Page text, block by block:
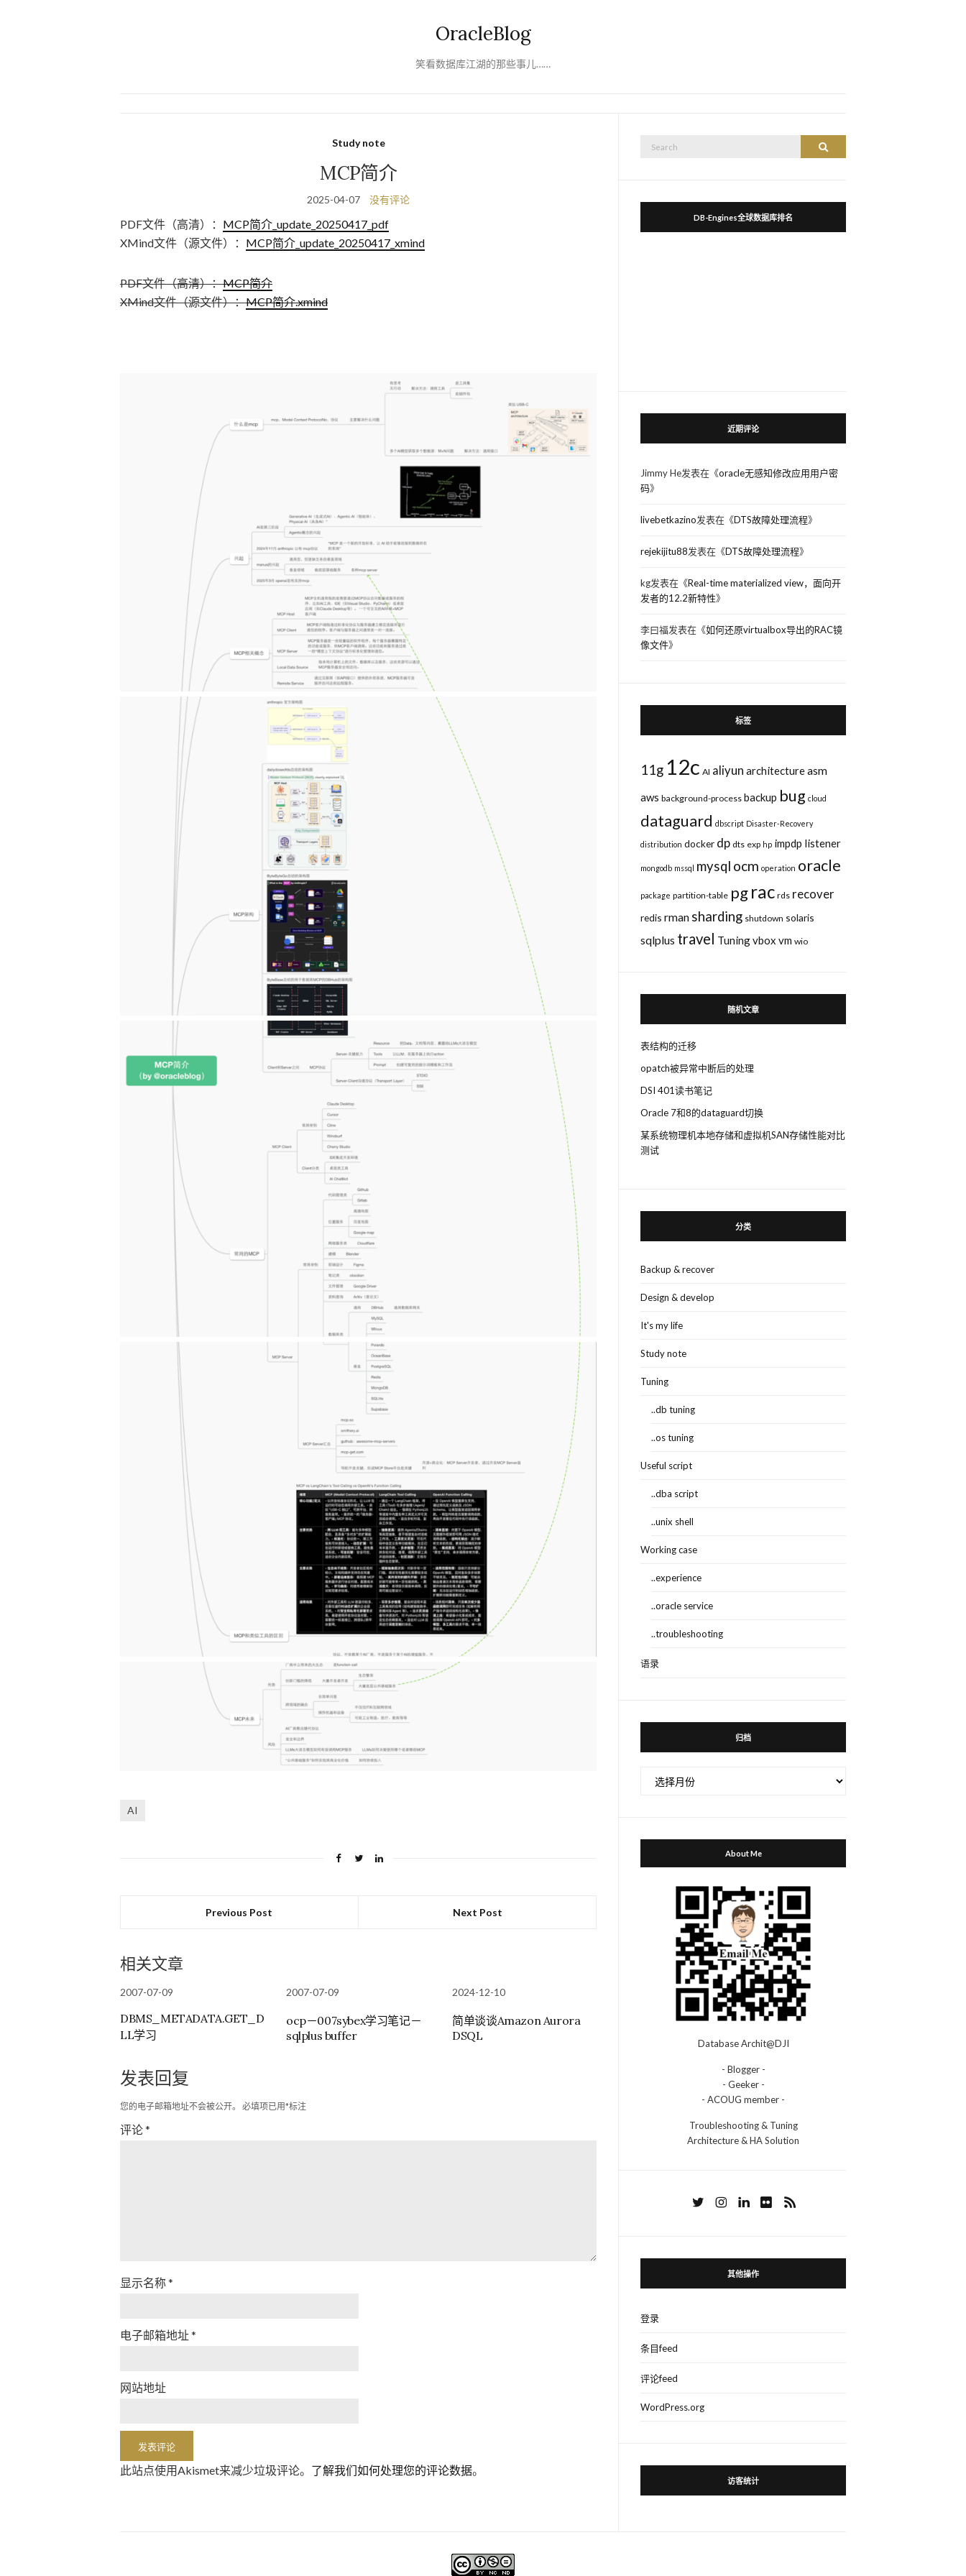
OracleBlog
笑看数据库江湖的那些事儿……
Study note
MCP简介
2025-04-07 没有评论
PDF文件（高清）： MCP简介_update_20250417_pdf
XMind文件（源文件）： MCP简介_update_20250417_xmind
PDF文件（高清）：MCP简介
XMind文件（源文件）：MCP简介.xmind
AI
Previous Post Next Post
相关文章
2007-07-09
DBMS_METADATA.GET_D
LL学习
2007-07-09
ocp－007sybex学习笔记－
sqlplus buffer
2024-12-10
简单谈谈Amazon Aurora
DSQL
发表回复
您的电子邮箱地址不会被公开。 必填项已用*标注
评论*
显示名称*
电子邮箱地址*
网站地址
此站点使用Akismet来减少垃圾评论。 了解我们如何处理您的评论数据。
Search
DB-Engines全球数据库排名
近期评论
Jimmy He发表在《oracle无感知修改应用用户密
码》
livebetkazino发表在《DTS故障处理流程》
rejekijitu88发表在《DTS故障处理流程》
kg发表在《Real-time materialized view，面向开
发者的12.2新特性》
李曰福发表在《如何还原virtualbox导出的RAC镜
像文件》
标签
11g 12c AI aliyun architectureasm
aws background-process backup bug cloud
dataguard dbscript Disaster-Recovery
distribution docker dp dts exp hp impdp listener
mongodb mssql mysql ocm operation oracle
package partition-table pgrac rds recover
redis rman sharding shutdown solaris
sqlplus travel Tuningvbox vm wio
随机文章
表结构的迁移
opatch被异常中断后的处理
DSI 401读书笔记
Oracle 7和8的dataguard切换
某系统物理机本地存储和虚拟机SAN存储性能对比
测试
分类
Backup & recover
Design & develop
It's my life
Study note
Tuning
..db tuning
..os tuning
Useful script
..dba script
..unix shell
Working case
..experience
..oracle service
..troubleshooting
语录
归档
About Me
Database Archit@DJI
- Blogger -
- Geeker -
- ACOUG member -
Troubleshooting & Tuning
Architecture & HA Solution
其他操作
登录
条目feed
评论feed
WordPress.org
访客统计